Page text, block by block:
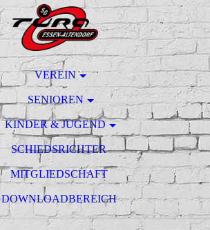
VEREIN
SENIOREN
KINDER & JUGEND
SCHIEDSRICHTER
MITGLIEDSCHAFT
DOWNLOADBEREICH